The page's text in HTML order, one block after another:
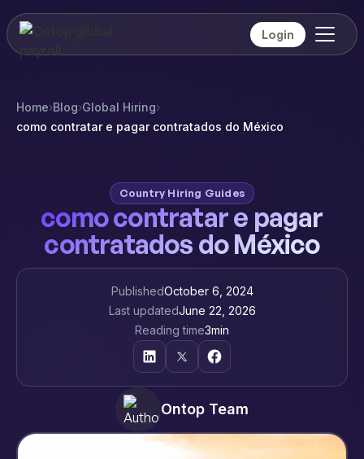
Login
Home›Blog›Global Hiring›
como contratar e pagar contratados do México
Country Hiring Guides
como contratar e pagar
contratados do México
PublishedOctober 6, 2024
Last updatedJune 22, 2026
Reading time3min
Ontop Team